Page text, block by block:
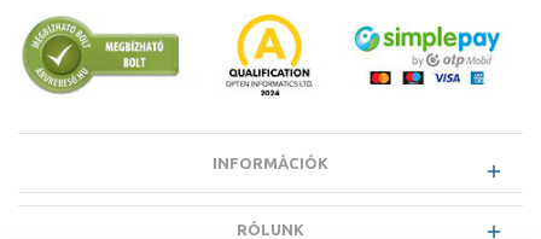
INFORMÁCIÓK
RÓLUNK